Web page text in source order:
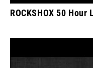
ROCKSHOX 50